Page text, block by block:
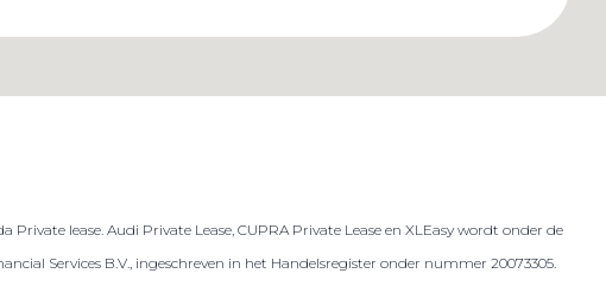
lease. Audi Private Lease, CUPRA Private Lease en XLEasy wordt onder de
Services B.V., ingeschreven in het Handelsregister onder nummer 20073305.